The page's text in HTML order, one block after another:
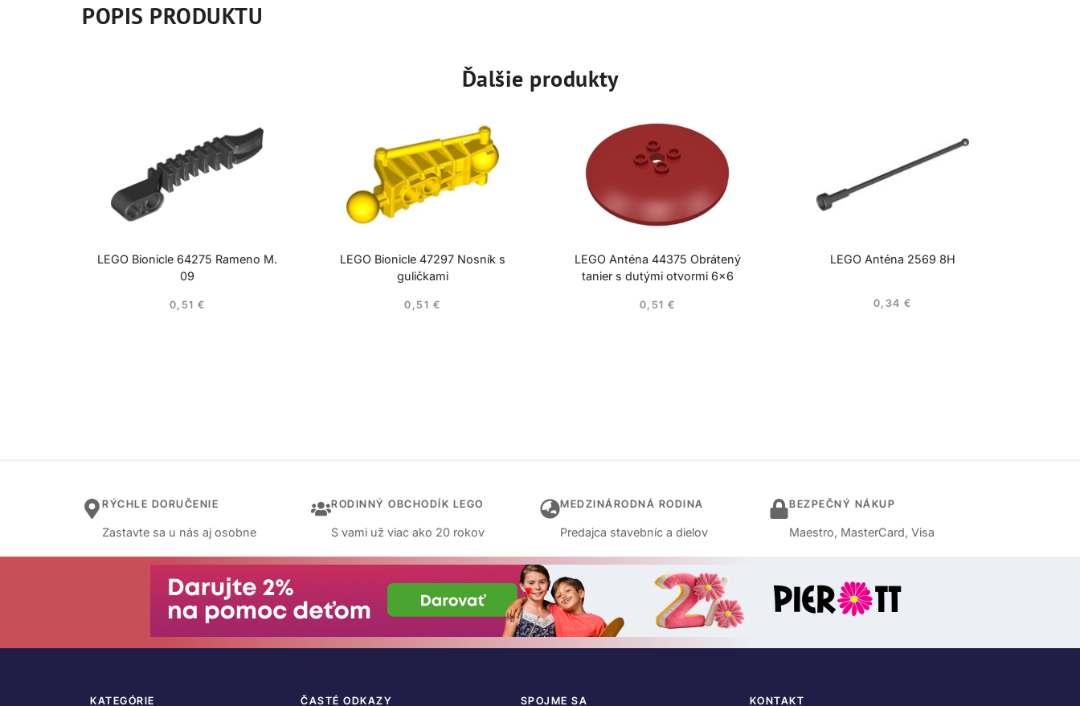
POPIS PRODUKTU
Ďalšie produkty
LEGO Bionicle 64275 Rameno M.
09
0,51€
LEGO Bionicle 47297 Nosník s
guličkami
0,51 €
LEGO Anténa 44375 Obrátený
tanier s dutými otvormi 6×6
0,51€
LEGO Anténa 2569 8H
0,34€
RÝCHLE DORUČENIE
Zastavte sa u nás aj osobne
RODINNÝ OBCHODÍK LEGO
S vami už viac ako 20 rokov
MEDZINÁRODNÁ RODINA
Predajca stavebníc a dielov
BEZPEČNÝ NÁKUP
Maestro, MasterCard, Visa
KATEGÓRIE ČASTÉ ODKAZY SPOJME SA KONTAKT